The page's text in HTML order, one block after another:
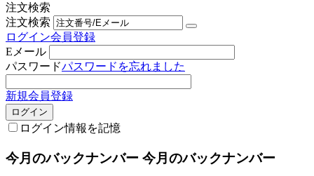
注文検索
注文検索
ログイン会員登録
Eメール
パスワードパスワードを忘れました
新規会員登録
ログイン
ログイン情報を記憶
今月のバックナンバー 今月のバックナンバー